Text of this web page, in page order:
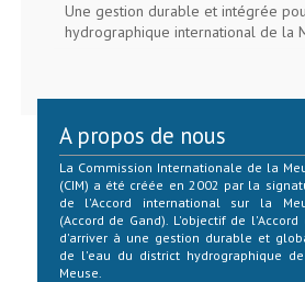
Une gestion durable et intégrée
hydrographique international de la
A propos de nous
La Commission Internationale de la
(CIM) a été créée en 2002 par la
de l'Accord international sur la
(Accord de Gand). L'objectif de l'Accord
d'arriver à une gestion durable et
de l'eau du district hydrographique
Meuse.